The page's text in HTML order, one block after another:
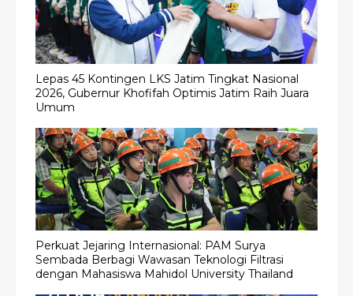
Lepas 45 Kontingen LKS Jatim Tingkat Nasional
2026, Gubernur Khofifah Optimis Jatim Raih Juara
Umum
Perkuat Jejaring Internasional: PAM Surya
Sembada Berbagi Wawasan Teknologi Filtrasi
dengan Mahasiswa Mahidol University Thailand